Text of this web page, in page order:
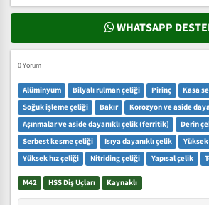
WHATSAPP
0 Yorum
Alüminyum Bilyalı rulman çeliği Pirinç
Kasa
Soğuk işleme çeliği
Bakır
Korozyon ve aside
Aşınmalar ve aside dayanıklı çelik (ferritik)
Derin
Serbest kesme çeliği
Isıya dayanıklı çelik
Yüksek hız çeliği
Nitriding çeliği Yapısal çelik
M42 HSS Diş Uçları Kaynaklı